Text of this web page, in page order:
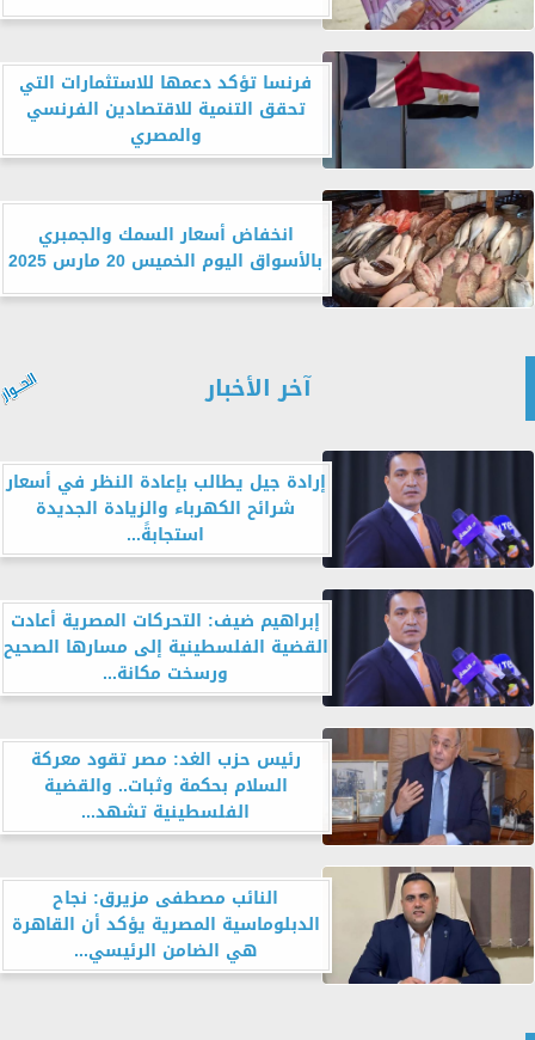
فرنسا تؤكد دعمها للاستثمارات التي
تحقق التنمية للاقتصادين الفرنسي
والمصري
انخفاض أسعار السمك والجمبري
بالأسواق اليوم الخميس 20 مارس 2025
آخر الأخبار
إرادة جيل يطالب بإعادة النظر في أسعار
شرائح الكهرباء والزيادة الجديدة
استجابةً...
إبراهيم ضيف: التحركات المصرية أعادت
القضية الفلسطينية إلى مسارها الصحيح
ورسخت مكانة...
رئيس حزب الغد: مصر تقود معركة
السلام بحكمة وثبات.. والقضية
الفلسطينية تشهد...
النائب مصطفى مزيرق: نجاح
الدبلوماسية المصرية يؤكد أن القاهرة
هي الضامن الرئيسي...